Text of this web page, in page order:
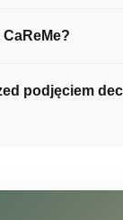
arkusza.
powinien
podjęciem